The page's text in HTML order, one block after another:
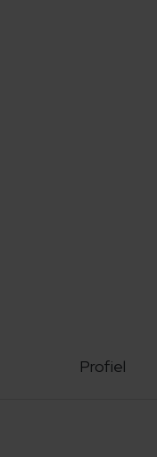
Profiel